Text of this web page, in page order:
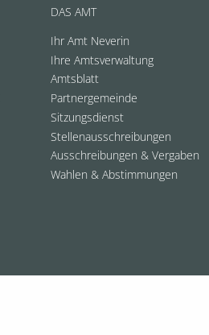
DAS AMT
Ihr Amt Neverin
Ihre Amtsverwaltung
Amtsblatt
Partnergemeinde
Sitzungsdienst
Stellenausschreibungen
Ausschreibungen & Vergaben
Wahlen & Abstimmungen